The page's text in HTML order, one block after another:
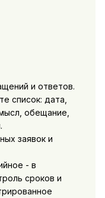
и ответов.
список: дата,
обещание,
заявок и
- в
сроков и